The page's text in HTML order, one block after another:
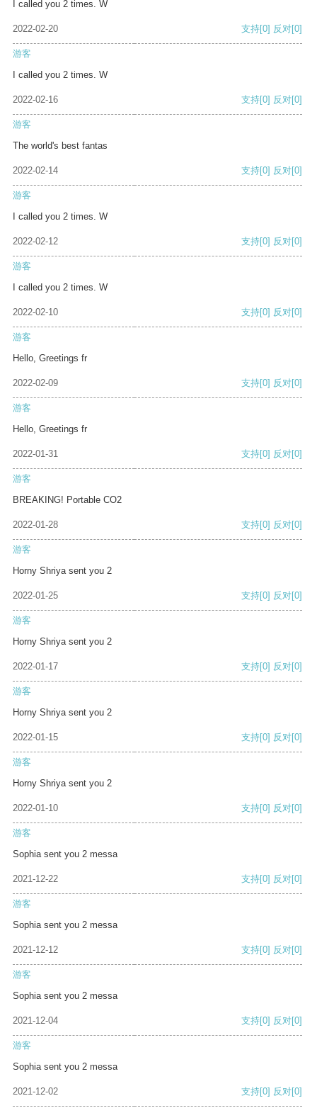
I called you 2 times. W
2022-02-20 支持[0] 反对[0]
游客
I called you 2 times. W
2022-02-16 支持[0] 反对[0]
游客
The world's best fantas
2022-02-14 支持[0] 反对[0]
游客
I called you 2 times. W
2022-02-12 支持[0] 反对[0]
游客
I called you 2 times. W
2022-02-10 支持[0] 反对[0]
游客
Hello, Greetings fr
2022-02-09 支持[0] 反对[0]
游客
Hello, Greetings fr
2022-01-31 支持[0] 反对[0]
游客
BREAKING! Portable CO2
2022-01-28 支持[0] 反对[0]
游客
Horny Shriya sent you 2
2022-01-25 支持[0] 反对[0]
游客
Horny Shriya sent you 2
2022-01-17 支持[0] 反对[0]
游客
Horny Shriya sent you 2
2022-01-15 支持[0] 反对[0]
游客
Horny Shriya sent you 2
2022-01-10 支持[0] 反对[0]
游客
Sophia sent you 2 messa
2021-12-22 支持[0] 反对[0]
游客
Sophia sent you 2 messa
2021-12-12 支持[0] 反对[0]
游客
Sophia sent you 2 messa
2021-12-04 支持[0] 反对[0]
游客
Sophia sent you 2 messa
2021-12-02 支持[0] 反对[0]